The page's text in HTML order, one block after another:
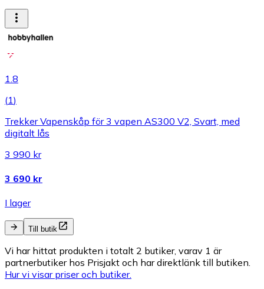
1.8
(1)
Trekker Vapenskåp för 3 vapen AS300 V2, Svart, med
digitalt lås
3 990 kr
3 690 kr
I lager
Till butik
Vi har hittat produkten i totalt 2 butiker, varav 1 är
partnerbutiker hos Prisjakt och har direktlänk till butiken.
Hur vi visar priser och butiker.